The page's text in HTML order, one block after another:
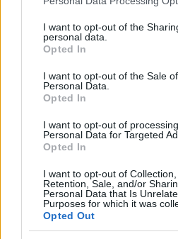
not limited to your visit or usage
grant or deny consent to Google
use your data for below specified
consent section.
I want to opt-out of the
personal data.
Opted In
I want to opt-out of the Sale
Personal Data.
Opted In
I want to opt-out of
Personal Data for Targeted
Opted In
I want to opt-out of Collection,
Retention, Sale, and/or
Personal Data that Is
Purposes for which it was
Opted Out
Vuoi rimuovere le
Puoi abbonarti asoli €
cliccandoqui